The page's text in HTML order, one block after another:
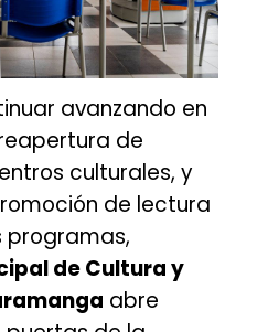
avanzando en
de
culturales, y
de lectura
programas,
de Cultura y
abre